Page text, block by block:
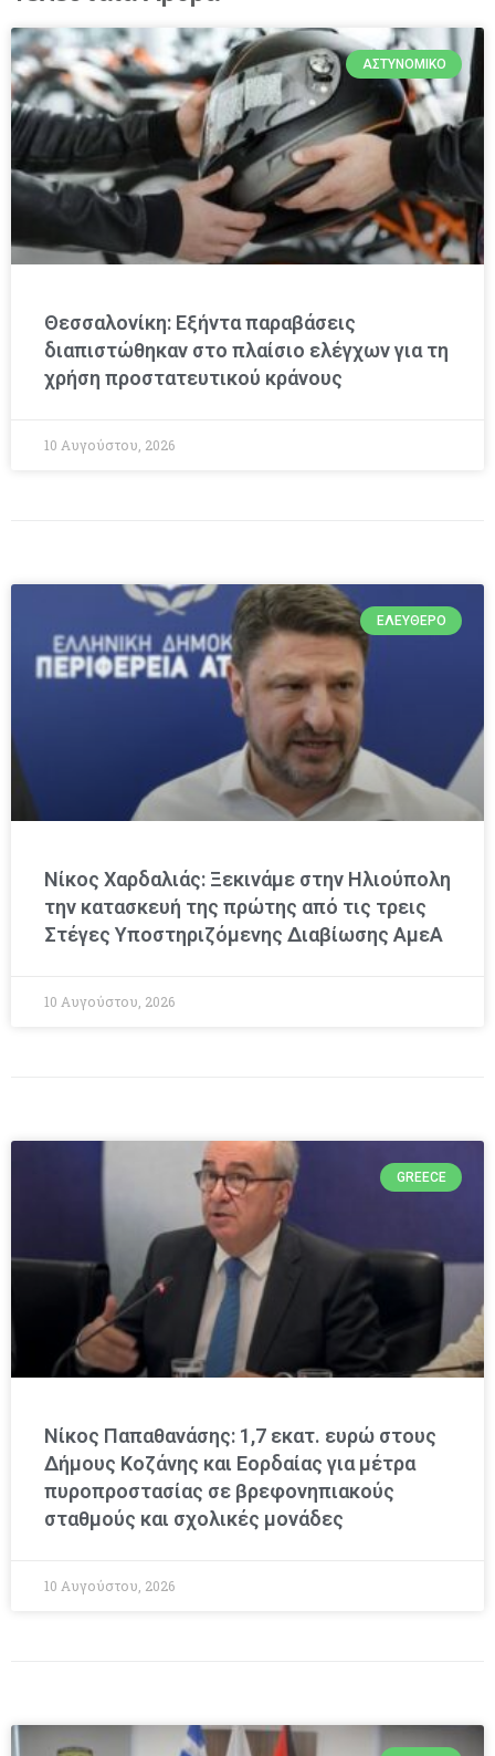
ΑΣΤΥΝΟΜΙΚΌ
Θεσσαλονίκη: Εξήντα παραβάσεις
διαπιστώθηκαν στο πλαίσιο ελέγχων για τη
χρήση προστατευτικού κράνους
10 Αυγούστου, 2026
ΕΛΕΎΘΕΡΟ
Νίκος Χαρδαλιάς: Ξεκινάμε στην Ηλιούπολη
την κατασκευή της πρώτης από τις τρεις
Στέγες Υποστηριζόμενης Διαβίωσης ΑμεΑ
10 Αυγούστου, 2026
GREECE
Νίκος Παπαθανάσης: 1,7 εκατ. ευρώ στους
Δήμους Κοζάνης και Εορδαίας για μέτρα
πυροπροστασίας σε βρεφονηπιακούς
σταθμούς και σχολικές μονάδες
10 Αυγούστου, 2026